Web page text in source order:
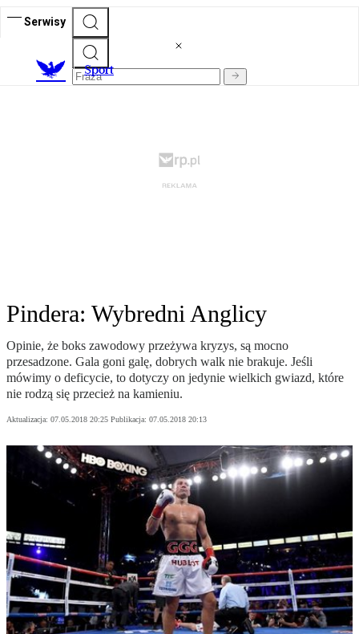
Serwisy
Sport
Pindera: Wybredni Anglicy
Opinie, że boks zawodowy przeżywa kryzys, są mocno
przesadzone. Gala goni galę, dobrych walk nie brakuje. Jeśli
mówimy o deficycie, to dotyczy on jedynie wielkich gwiazd, które
nie rodzą się przecież na kamieniu.
Aktualizacja: 07.05.2018 20:25 Publikacja: 07.05.2018 20:13